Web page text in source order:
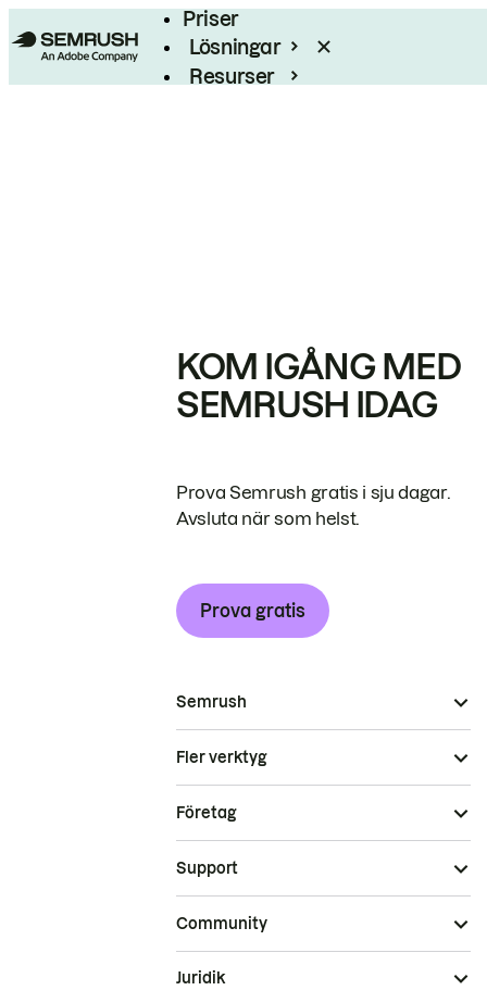
Priser
Lösningar
Resurser
KOM IGÅNG MED
SEMRUSH IDAG
Prova Semrush gratis i sju dagar.
Avsluta när som helst.
Prova gratis
Semrush
Fler verktyg
Företag
Support
Community
Juridik